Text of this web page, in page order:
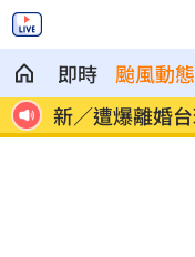
即時 颱風動態
碰
新／遭爆離婚